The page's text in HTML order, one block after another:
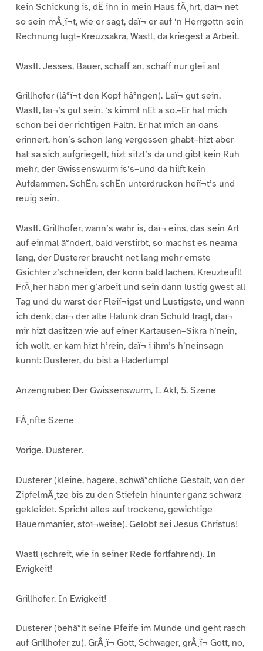
kein Schickung is, dË ihn in mein Haus fÂ¸hrt, daï¬ net
so sein mÂ¸ï¬t, wie er sagt, daï¬ er auf ‘n Herrgottn sein
Rechnung lugt–Kreuzsakra, Wastl, da kriegest a Arbeit.
Wastl. Jesses, Bauer, schaff an, schaff nur glei an!
Grillhofer (lâ°ï¬t den Kopf hâ°ngen). Laï¬ gut sein,
Wastl, laï¬’s gut sein. ‘s kimmt nËt a so.–Er hat mich
schon bei der richtigen Faltn. Er hat mich an oans
erinnert, hon’s schon lang vergessen ghabt–hizt aber
hat sa sich aufgriegelt, hizt sitzt’s da und gibt kein Ruh
mehr, der Gwissenswurm is’s–und da hilft kein
Aufdammen. SchËn, schËn unterdrucken heiï¬t’s und
reuig sein.
Wastl. Grillhofer, wann’s wahr is, daï¬ eins, das sein Art
auf einmal â°ndert, bald verstirbt, so machst es neama
lang, der Dusterer braucht net lang mehr ernste
Gsichter z’schneiden, der konn bald lachen. Kreuzteufl!
FrÂ¸her habn mer g’arbeit und sein dann lustig gwest all
Tag und du warst der Fleiï¬igst und Lustigste, und wann
ich denk, daï¬ der alte Halunk dran Schuld tragt, daï¬
mir hizt dasitzen wie auf einer Kartausen–Sikra h’nein,
ich wollt, er kam hizt h’rein, daï¬ i ihm’s h’neinsagn
kunnt: Dusterer, du bist a Haderlump!
Anzengruber: Der Gwissenswurm, I. Akt, 5. Szene
FÂ¸nfte Szene
Vorige. Dusterer.
Dusterer (kleine, hagere, schwâ°chliche Gestalt, von der
ZipfelmÂ¸tze bis zu den Stiefeln hinunter ganz schwarz
gekleidet. Spricht alles auf trockene, gewichtige
Bauernmanier, stoï¬weise). Gelobt sei Jesus Christus!
Wastl (schreit, wie in seiner Rede fortfahrend). In
Ewigkeit!
Grillhofer. In Ewigkeit!
Dusterer (behâ°lt seine Pfeife im Munde und geht rasch
auf Grillhofer zu). GrÂ¸ï¬ Gott, Schwager, grÂ¸ï¬ Gott, no,